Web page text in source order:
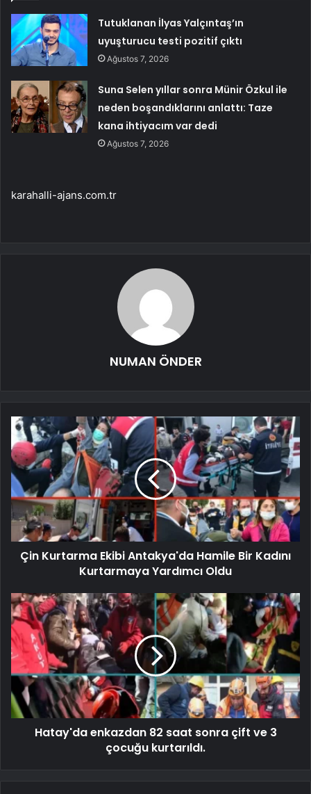
Tutuklanan İlyas Yalçıntaş’ın
uyuşturucu testi pozitif çıktı
Ağustos 7, 2026
Suna Selen yıllar sonra Münir Özkul ile
neden boşandıklarını anlattı: Taze
kana ihtiyacım var dedi
Ağustos 7, 2026
karahalli-ajans.com.tr
NUMAN ÖNDER
Çin Kurtarma Ekibi Antakya'da Hamile Bir Kadını
Kurtarmaya Yardımcı Oldu
Hatay'da enkazdan 82 saat sonra çift ve 3
çocuğu kurtarıldı.